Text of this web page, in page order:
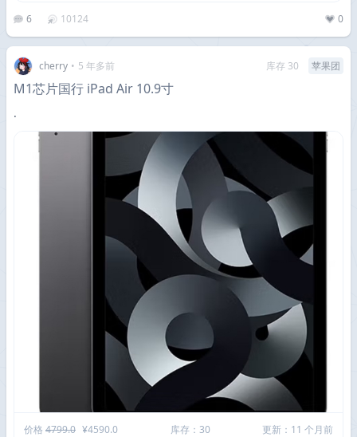
6 10124 0
cherry • 5 年多前 库存 30 苹果团
M1芯片国行 iPad Air 10.9寸
·
价格 4799.0 ¥4590.0 库存：30 更新：11 个月前